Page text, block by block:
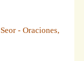
- Oraciones,